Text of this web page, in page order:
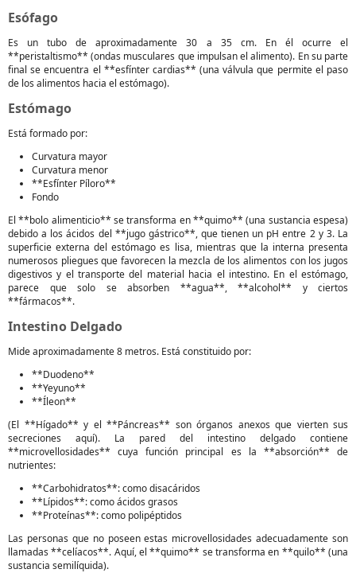
Esófago
Es un tubo de aproximadamente 30 a 35 cm. En él ocurre el
**peristaltismo** (ondas musculares que impulsan el alimento). En su parte
final se encuentra el **esfínter cardias** (una válvula que permite el paso
de los alimentos hacia el estómago).
Estómago
Está formado por:
Curvatura mayor
Curvatura menor
**Esfínter Píloro**
Fondo
El **bolo alimenticio** se transforma en **quimo** (una sustancia espesa)
debido a los ácidos del **jugo gástrico**, que tienen un pH entre 2 y 3. La
superficie externa del estómago es lisa, mientras que la interna presenta
numerosos pliegues que favorecen la mezcla de los alimentos con los jugos
digestivos y el transporte del material hacia el intestino. En el estómago,
parece que solo se absorben **agua**, **alcohol** y ciertos
**fármacos**.
Intestino Delgado
Mide aproximadamente 8 metros. Está constituido por:
**Duodeno**
**Yeyuno**
**Íleon**
(El **Hígado** y el **Páncreas** son órganos anexos que vierten sus
secreciones aquí). La pared del intestino delgado contiene
**microvellosidades** cuya función principal es la **absorción** de
nutrientes:
**Carbohidratos**: como disacáridos
**Lípidos**: como ácidos grasos
**Proteínas**: como polipéptidos
Las personas que no poseen estas microvellosidades adecuadamente son
llamadas **celíacos**. Aquí, el **quimo** se transforma en **quilo** (una
sustancia semilíquida).